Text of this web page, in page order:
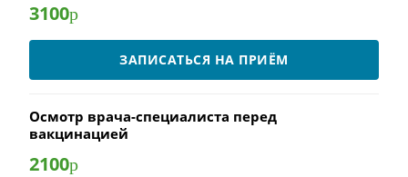
3100р
ЗАПИСАТЬСЯ НА ПРИЁМ
Осмотр врача-специалиста перед
вакцинацией
2100р